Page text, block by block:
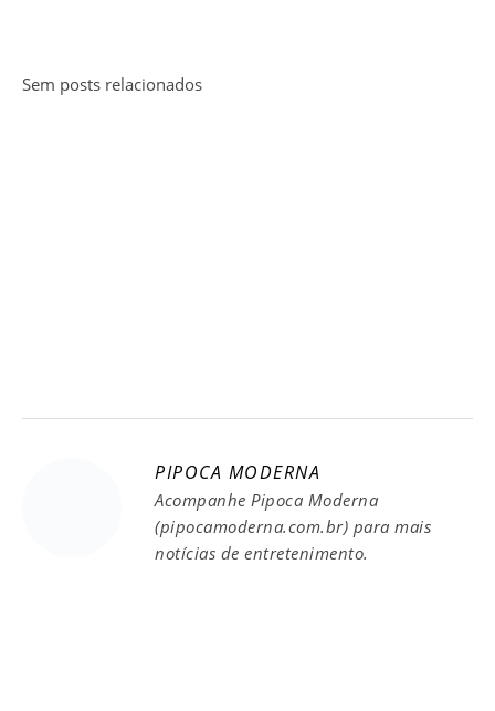
Sem posts relacionados
PIPOCA MODERNA
Acompanhe Pipoca Moderna
(pipocamoderna.com.br) para mais
notícias de entretenimento.